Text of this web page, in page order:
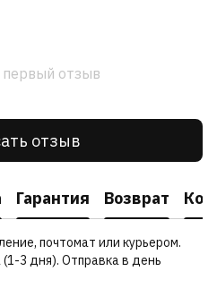
отзыв
отзыв
Гарантия Возврат
почтомат или курьером.
3 дня). Отправка в день